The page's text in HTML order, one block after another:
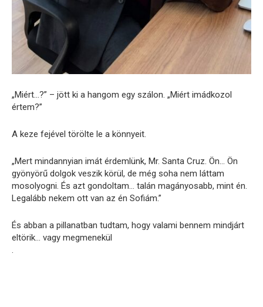
„Miért…?” – jött ki a hangom egy szálon. „Miért imádkozol
értem?”
A keze fejével törölte le a könnyeit.
„Mert mindannyian imát érdemlünk, Mr. Santa Cruz. Ön… Ön
gyönyörű dolgok veszik körül, de még soha nem láttam
mosolyogni. És azt gondoltam… talán magányosabb, mint én.
Legalább nekem ott van az én Sofiám.”
És abban a pillanatban tudtam, hogy valami bennem mindjárt
eltörik… vagy megmenekül
.